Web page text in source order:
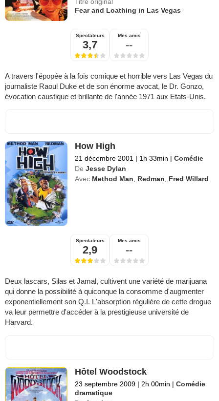
Fear and Loathing in Las Vegas
Spectateurs
3,7
Mes amis
--
A travers l'épopée à la fois comique et horrible vers Las Vegas du
journaliste Raoul Duke et de son énorme avocat, le Dr. Gonzo,
évocation caustique et brillante de l'année 1971 aux Etats-Unis.
How High
21 décembre 2001 | 1h 33min | Comédie
De Jesse Dylan
Avec Method Man Redman Fred Willard
Spectateurs
2,9
Mes amis
--
Deux lascars, Silas et Jamal, cultivent une variété de marijuana
qui donne la possibilité à quiconque la consomme d'augmenter
exponentiellement son Q.I. L'absorption régulière de cette drogue
va leur permettre d'accéder à la prestigieuse université de
Harvard.
Hôtel Woodstock
23 septembre 2009 | 2h 00min | Comédie
dramatique